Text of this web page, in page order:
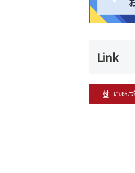
Link